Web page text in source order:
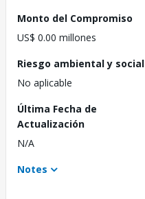
Monto del Compromiso
US$ 0.00 millones
Riesgo ambiental y social
No aplicable
Última Fecha de
Actualización
N/A
Notes